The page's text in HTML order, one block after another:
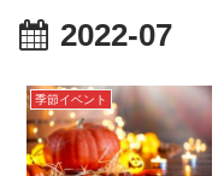
2022-07
季節イベント